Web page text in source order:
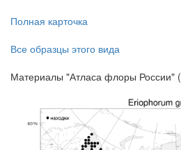
Полная карточка
Все образцы этого вида
Материалы "Атласа флоры России" (